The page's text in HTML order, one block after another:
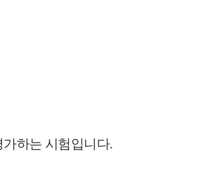
하는 시험입니다.